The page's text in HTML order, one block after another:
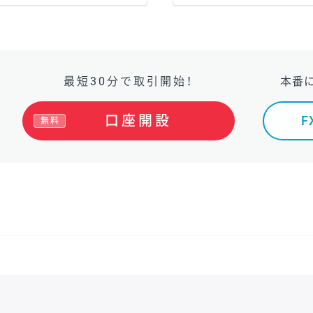
最短30分で取引開始！
口座開設
無料
本番